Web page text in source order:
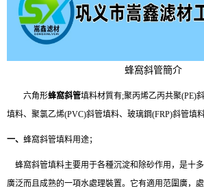
蜂窩斜管簡介
六角形蜂窩斜管填料材質有;聚丙烯乙丙共聚(PE)
填料、聚氯乙烯(PVC)斜管填料、玻璃鋼(FRP)斜管填
一、 蜂窩斜管填料用途；
蜂窩斜管填料主要用于各種沉淀和除砂作用，是十
廣泛而且成熟的一項水處理裝置。它有適用范圍廣，